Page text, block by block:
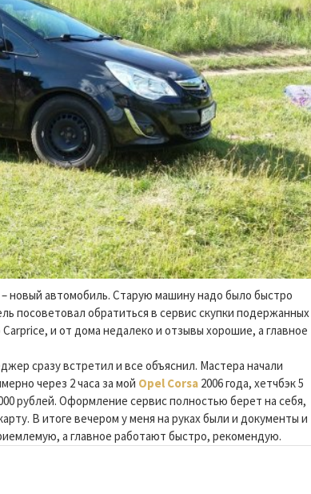
новый автомобиль. Старую машину надо было быстро
посоветовал обратиться в сервис скупки подержанных
и от дома недалеко и отзывы хорошие, а главное
сразу встретил и все объяснил. Мастера начали
через 2 часа за мой Opel Corsa 2006 года, хетчбэк 5
рублей. Оформление сервис полностью берет на себя,
В итоге вечером у меня на руках были и документы и
а главное работают быстро, рекомендую.